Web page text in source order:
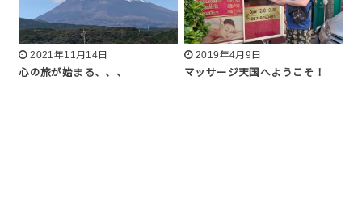
2021年11月14日
心の旅が始まる、、、
2019年4月9日
マッサージ天国へようこそ！